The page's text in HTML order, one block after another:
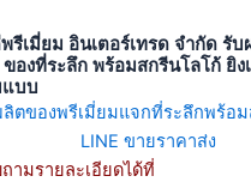
รีเมี่ยม อินเตอร์เทรด จำกัด รั
องที่ระลึก พร้อมสกรีนโลโก้ ยิง
แบบ
ามรายละเอียดได้ที่